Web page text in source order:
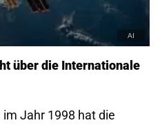
über die Internationale
Jahr 1998 hat die